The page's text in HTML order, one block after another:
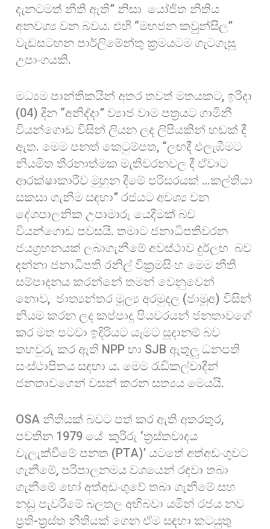
දැනටමත් නීති ඇති” නිසා යෝජිත නීතිය
අනවශ්‍ය වන බවය. එහි “මහජන කවුන්සිල”
වැඩසටහන පාර්ලිමේන්තු ක්‍රමයටම ගැටගැසූ
උපාංගයකි.
මධ්‍යම පාන්තිකයින් අතර තවත් මතයකට, ඉරිදා
(04) දින “අනිද්දා” ව්‍යාජ වාම පත්‍රයට ගාමිනී
වියන්ගොඩ විසින් ලියන ලද ලිපියකින් හඬක් දී
ඇත. මෙම පනත් කෙටුම්පත, “ලඟදී එලැඹීමට
නියමිත තීරනාත්මක මැතිවරනවල දී ඒවාට
ආරක්ෂාකාරීව මුහුන දීමේ පරිසරයක් …කල්තියා
සකසා ගැනීම සඳහා” රජයට අවශ්‍ය වන
දේශපාලනික උපාමාරු යෙදීමක් බව
වියන්ගොඩ පවසයි. තමාට ජනාධිපතිවරන
ජයග්‍රහනයක් ලබාගැනීමේ අවස්ථාව දුර්ලභ බව
දන්නා ජනාධිපති රනිල් වික්‍රමසිංහ මෙම නීති
සම්පාදනය කරන්නේ තමන් වෙනුවෙන්
නොව, ජාත්‍යන්තර මූල්‍ය අරමුදල (ජාමූඅ) විසින්
නියම කරන ලද කප්පාදු පියවරයන් ජනතාවගේ
කර මත පටවා ඉදිරියට යෑමට සූදානම් බව
තහවුරු කර ඇති NPP හා SJB ඇතුලු ධනපති
සංස්ථාපිතය සඳහා ය. මෙම රැඩිකල්වාදීන්
ජනතාවගෙන් වසන් කරන සත්‍යය මෙයයි.
OSA නීතියක් බවට පත් කර ඇති අතරතුර,
පවතින 1979 යේ කුරිරු ‘ත්‍රස්තවාදය
වැලැක්වීමේ පනත (PTA)’ යටතේ අත්අඩංගුවට
ගැනීමේ, පරිපාලනමය වශයෙන් රඳවා තබා
ගැනීමේ හෝ අත්අඩංගුවේ තබා ගැනීමේ සහ
නඩු පැවරීමේ බලතල අභිබවා යමින් රජය නව
ප්‍රති-ත්‍රස්ත නීතියක් ගෙන ඒම සඳහා කටයුතු